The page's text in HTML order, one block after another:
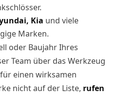
Kia und viele
Marken.
oder Baujahr Ihres
Team über das Werkzeug
einen wirksamen
nicht auf der Liste, rufen